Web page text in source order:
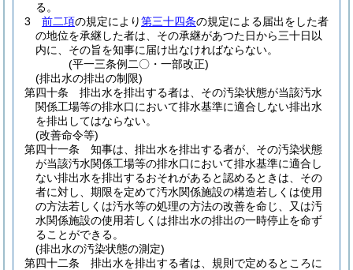
る。
3
前二項の規定により第三十四条の規定による届出をした者
の地位を承継した者は、その承継があつた日から三十日以
内に、その旨を知事に届け出なければならない。
(平一三条例二〇・一部改正)
(排出水の排出の制限)
第四十条
排出水を排出する者は、その汚染状態が当該汚水
関係工場等の排水口において排水基準に適合しない排出水
を排出してはならない。
(改善命令等)
第四十一条
知事は、排出水を排出する者が、その汚染状態
が当該汚水関係工場等の排水口において排水基準に適合し
ない排出水を排出するおそれがあると認めるときは、その
者に対し、期限を定めて汚水関係施設の構造若しくは使用
の方法若しくは汚水等の処理の方法の改善を命じ、又は汚
水関係施設の使用若しくは排出水の排出の一時停止を命ず
ることができる。
(排出水の汚染状態の測定)
第四十二条
排出水を排出する者は、規則で定めるところに